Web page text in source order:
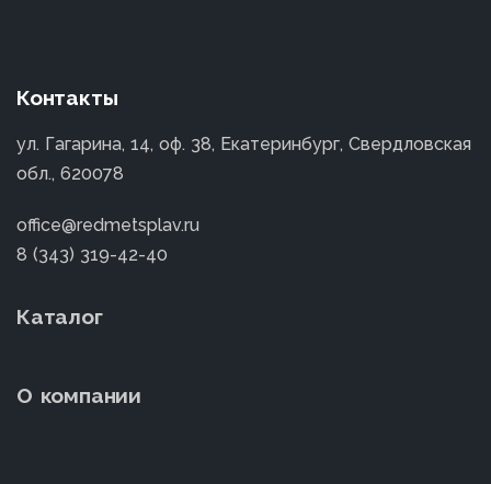
Контакты
ул. Гагарина, 14, оф. 38, Екатеринбург, Свердловская
обл., 620078
office@redmetsplav.ru
8 (343) 319-42-40
Каталог
О компании